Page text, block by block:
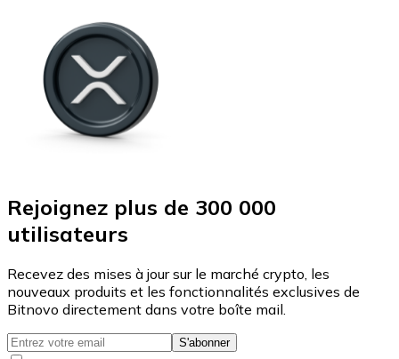
Rejoignez plus de 300 000
utilisateurs
Recevez des mises à jour sur le marché crypto, les
nouveaux produits et les fonctionnalités exclusives de
Bitnovo directement dans votre boîte mail.
S'abonner